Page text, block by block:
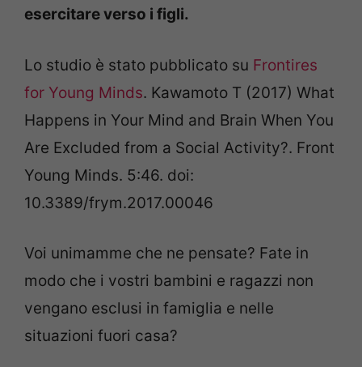
esercitare verso i figli.
Lo studio è stato pubblicato su Frontires
for Young Minds. Kawamoto T (2017) What
Happens in Your Mind and Brain When You
Are Excluded from a Social Activity?. Front
Young Minds. 5:46. doi:
10.3389/frym.2017.00046
Voi unimamme che ne pensate? Fate in
modo che i vostri bambini e ragazzi non
vengano esclusi in famiglia e nelle
situazioni fuori casa?